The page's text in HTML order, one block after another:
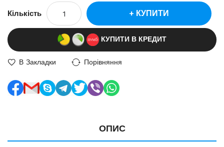
Кількість КУПИТИ
КУПИТИ В КРЕДИТ
В Закладки Порівняння
ОПИС